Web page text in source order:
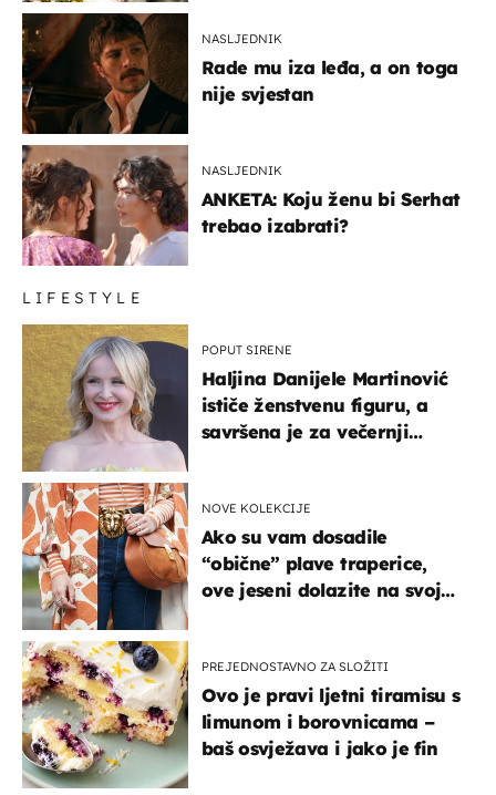
NASLJEDNIK
Rade mu iza leđa, a on toga
nije svjestan
NASLJEDNIK
ANKETA: Koju ženu bi Serhat
trebao izabrati?
LIFESTYLE
POPUT SIRENE
Haljina Danijele Martinović
ističe ženstvenu figuru, a
savršena je za večernji
NOVE KOLEKCIJE
Ako su vam dosadile
“obične” plave traperice,
ove jeseni dolazite na svoje
PREJEDNOSTAVNO ZA SLOŽITI
Ovo je pravi ljetni tiramisu s
limunom i borovnicama –
baš osvježava i jako je fin